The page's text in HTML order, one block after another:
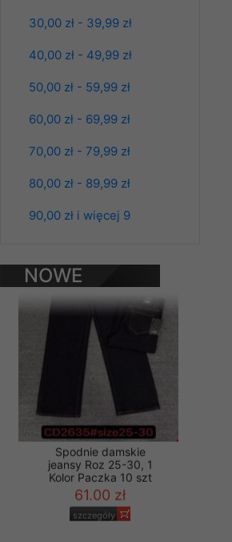
30,00 zł - 39,99 zł
40,00 zł - 49,99 zł
50,00 zł - 59,99 zł
60,00 zł - 69,99 zł
70,00 zł - 79,99 zł
80,00 zł - 89,99 zł
90,00 zł i więcej 9
NOWE
PRODUKTY
jeansy Roz 25-30, 1
szczegóły
Spodnie damskie